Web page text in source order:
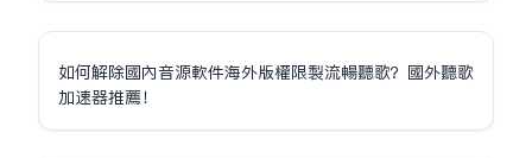
如何解除國內音源軟件海外版權限制流暢聽歌？國外聽歌
加速器推薦！